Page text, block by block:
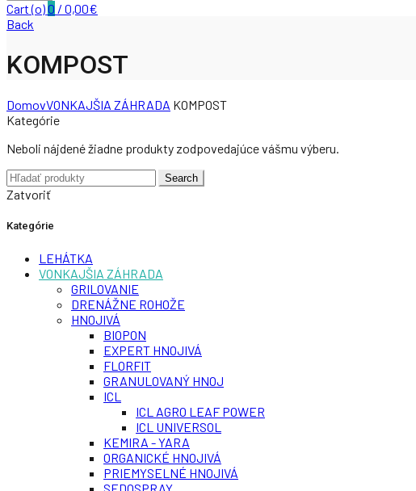
Cart (o)0 / 0,00€
Back
KOMPOST
DomovVONKAJŠIA ZÁHRADA KOMPOST
Kategórie
Neboli nájdené žiadne produkty zodpovedajúce vášmu výberu.
Search
for:
Search
Zatvoriť
Kategórie
LEHÁTKA
VONKAJŠIA ZÁHRADA
GRILOVANIE
DRENÁŽNE ROHOŽE
HNOJIVÁ
BIOPON
EXPERT HNOJIVÁ
FLORFIT
GRANULOVANÝ HNOJ
ICL
ICL AGRO LEAF POWER
ICL UNIVERSOL
KEMIRA - YARA
ORGANICKÉ HNOJIVÁ
PRIEMYSELNÉ HNOJIVÁ
SEDOSPRAY